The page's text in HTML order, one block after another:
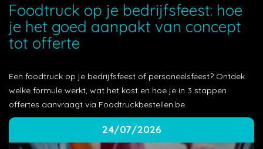
Foodtruck op je bedrijfsfeest: hoe
je het goed aanpakt van concept
tot offerte
Een foodtruck op je bedrijfsfeest of personeelsfeest? Ontdek
welke formule werkt, wat het kost en hoe je in 3 stappen
offertes aanvraagt via Foodtruckbestellen.be.
24/07/2026